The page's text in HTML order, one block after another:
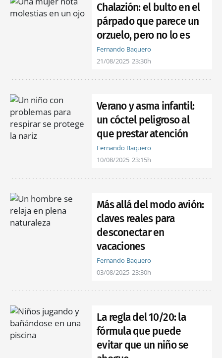
Chalazión: el bulto en el
párpado que parece un
orzuelo, pero no lo es
Fernando Baquero
21/08/2025 23:30h
Verano y asma infantil:
un cóctel peligroso al
que prestar atención
Fernando Baquero
10/08/2025 23:15h
Más allá del modo avión:
claves reales para
desconectar en
vacaciones
Fernando Baquero
03/08/2025 23:30h
La regla del 10/20: la
fórmula que puede
evitar que un niño se